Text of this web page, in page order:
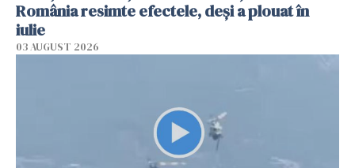
România resimte efectele, deși a plouat în
iulie
03 AUGUST 2026